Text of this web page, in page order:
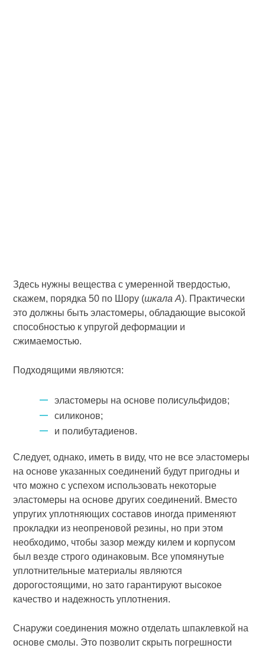
Здесь нужны вещества с умеренной твердостью,
скажем, порядка 50 по Шору (шкала А). Практически
это должны быть эластомеры, обладающие высокой
способностью к упругой деформации и
сжимаемостью.
Подходящими являются:
эластомеры на основе полисульфидов;
силиконов;
и полибутадиенов.
Следует, однако, иметь в виду, что не все эластомеры
на основе указанных соединений будут пригодны и
что можно с успехом использовать некоторые
эластомеры на основе других соединений. Вместо
упругих уплотняющих составов иногда применяют
прокладки из неопреновой резины, но при этом
необходимо, чтобы зазор между килем и корпусом
был везде строго одинаковым. Все упомянутые
уплотнительные материалы являются
дорогостоящими, но зато гарантируют высокое
качество и надежность уплотнения.
Снаружи соединения можно отделать шпаклевкой на
основе смолы. Это позволит скрыть погрешности